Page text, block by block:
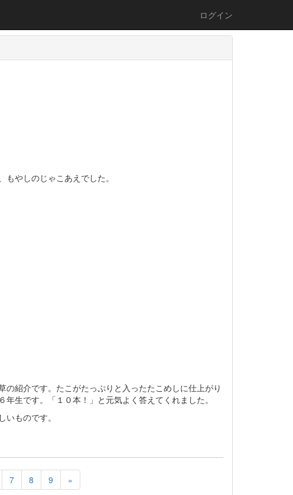
ログイン
やしのじゃこあえでした。
紹介です。たこがたっぷりと入ったたこめしに仕上がり
生です。「１０本！」と元気よく答えてくれました。
ものです。
7 8 9 »